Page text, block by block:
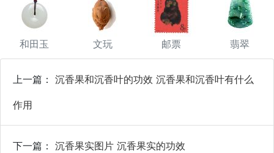
和田玉 文玩 邮票 翡翠
上一篇： 沉香果和沉香叶的功效 沉香果和沉香叶有什么
作用
下一篇： 沉香果实图片 沉香果实的功效